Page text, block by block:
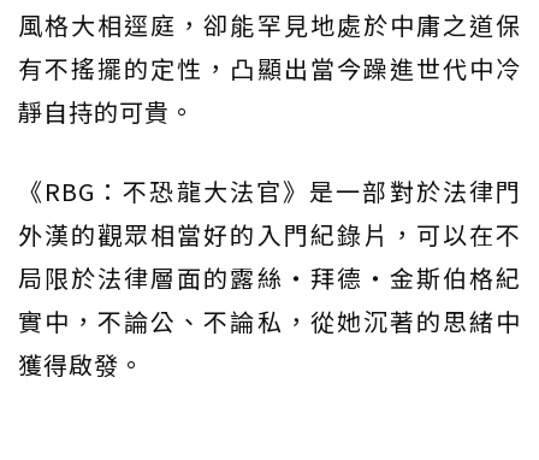
風格大相逕庭，卻能罕見地處於中庸之道保
有不搖擺的定性，凸顯出當今躁進世代中冷
靜自持的可貴。
《RBG：不恐龍大法官》是一部對於法律門
外漢的觀眾相當好的入門紀錄片，可以在不
局限於法律層面的露絲・拜德・金斯伯格紀
實中，不論公、不論私，從她沉著的思緒中
獲得啟發。